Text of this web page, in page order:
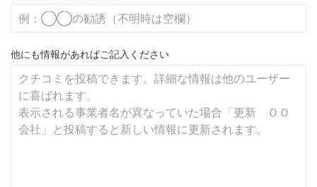
他にも情報があればご記入ください